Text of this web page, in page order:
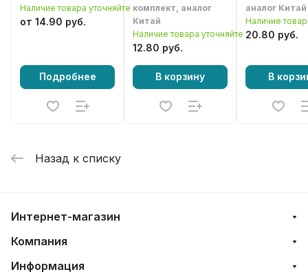
Husqvarna 125L,
128L (5450818-97)
Наличие товара уточняйте
от 14.90 руб.
Подробнее
комплект, аналог
Китай
Наличие товара уточняйте
12.80 руб.
В корзину
аналог Китай
Наличие
20.80 руб.
В
Назад к списку
Интернет-магазин
Компания
Информация